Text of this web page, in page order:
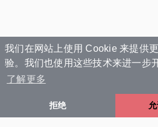
我们在网站上使用 Cookie 来提供
验。我们也使用这些技术来进一步
了解更多
拒绝